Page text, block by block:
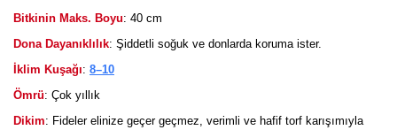
Bitkinin Maks. Boyu: 40 cm
Dona Dayanıklılık: Şiddetli soğuk ve donlarda koruma ister.
İklim Kuşağı: 8–10
Ömrü: Çok yıllık
Dikim: Fideler elinize geçer geçmez, verimli ve hafif torf karışımıyla